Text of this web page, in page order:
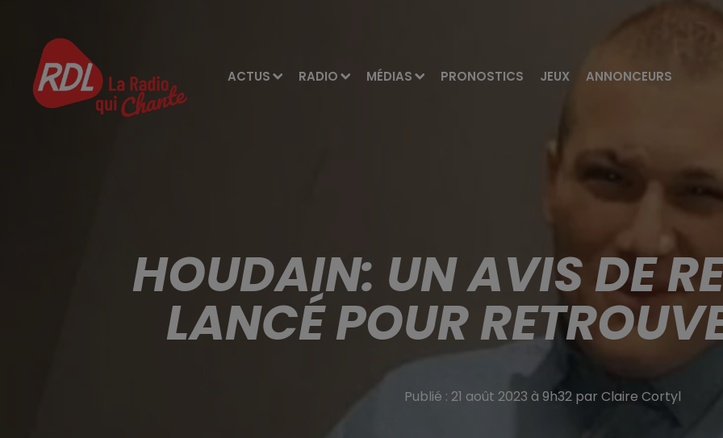
ACTUS RADIO MÉDIAS PRONOSTICS JEUX ANNONCEURS
HOUDAIN: UN AVIS DE
LANCÉ POUR
Publié : 21 août 2023 à 9h32 par Claire Cortyl